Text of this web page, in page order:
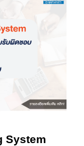
System